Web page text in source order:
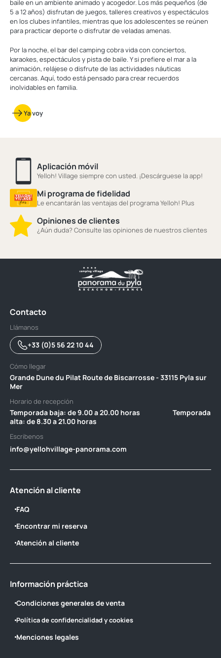
baile en un ambiente animado y acogedor. Los más pequeños (de
5 a 12 años) disfrutan de juegos, talleres creativos y espectáculos
en los clubes infantiles, mientras que los adolescentes se reúnen
para practicar deporte o disfrutar de veladas amenas.
Por la noche, el bar del camping cobra vida con conciertos,
karaokes, espectáculos y pista de baile. Y si prefiere el mar a la
animación, relájese o disfrute de las actividades náuticas
cercanas. Aquí, todo está pensado para crear recuerdos
inolvidables en familia.
Ya voy
Aplicación móvil
Yelloh! Village siempre con usted. ¡Descárguese la app!
Mi programa de fidelidad
Le encantarán las ventajas del programa Yelloh! Plus
Opiniones de clientes
¿Aún duda? Consulte las opiniones de nuestros clientes
Contacto
Llámanos
+33 (0)5 56 22 10 44
Cómo llegar
Grande Dune du Pilat Route de Biscarrosse - 33115 Pyla sur
Mer
Horario de recepción
Temporada baja: de 9.00 a 20.00 horas ‎ ‎ ‎ ‎ ‎ ‎ ‎ ‎ ‎ ‎ ‎ ‎ ‎ ‎ ‎ ‎ ‎ ‎ ‎ ‎ ‎ Temporada
alta: de 8.30 a 21.00 horas
Escribenos
info@yellohvillage-panorama.com
Atención al cliente
FAQ
Encontrar mi reserva
Atención al cliente
Información práctica
Condiciones generales de venta
Política de confidencialidad y cookies
Menciones legales